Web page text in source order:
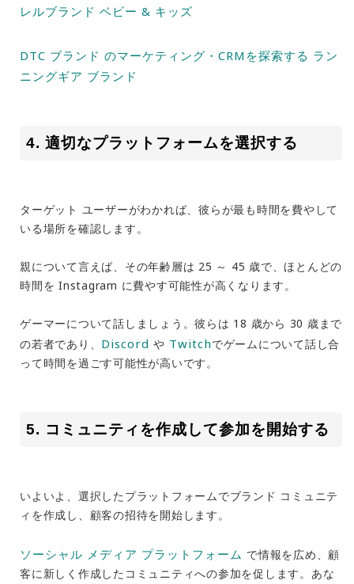
レルブランド ベビー & キッズ
DTC ブランド のマーケティング・CRMを探索する ラン
ニングギア ブランド
4. 適切なプラットフォームを選択する
ターゲット ユーザーがわかれば、彼らが最も時間を費やして
いる場所を確認します。
親について言えば、その年齢層は 25 ～ 45 歳で、ほとんどの
時間を Instagram に費やす可能性が高くなります。
ゲーマーについて話しましょう。彼らは 18 歳から 30 歳まで
の若者であり、 Discordや Twitchでゲームについて話し合
って時間を過ごす可能性が高いです。
5. コミュニティを作成して参加を開始する
いよいよ、選択したプラットフォームでブランド コミュニテ
ィを作成し、顧客の招待を開始します。
ソーシャル メディア プラットフォーム で情報を広め、顧
客に新しく作成したコミュニティへの参加を促します。あな